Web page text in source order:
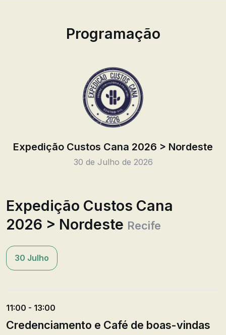
Programação
Expedição Custos Cana 2026 > Nordeste
30 de Julho de 2026
Expedição Custos Cana
2026 > Nordeste Recife
30 Julho
11:00 - 13:00
Credenciamento e Café de boas-vindas